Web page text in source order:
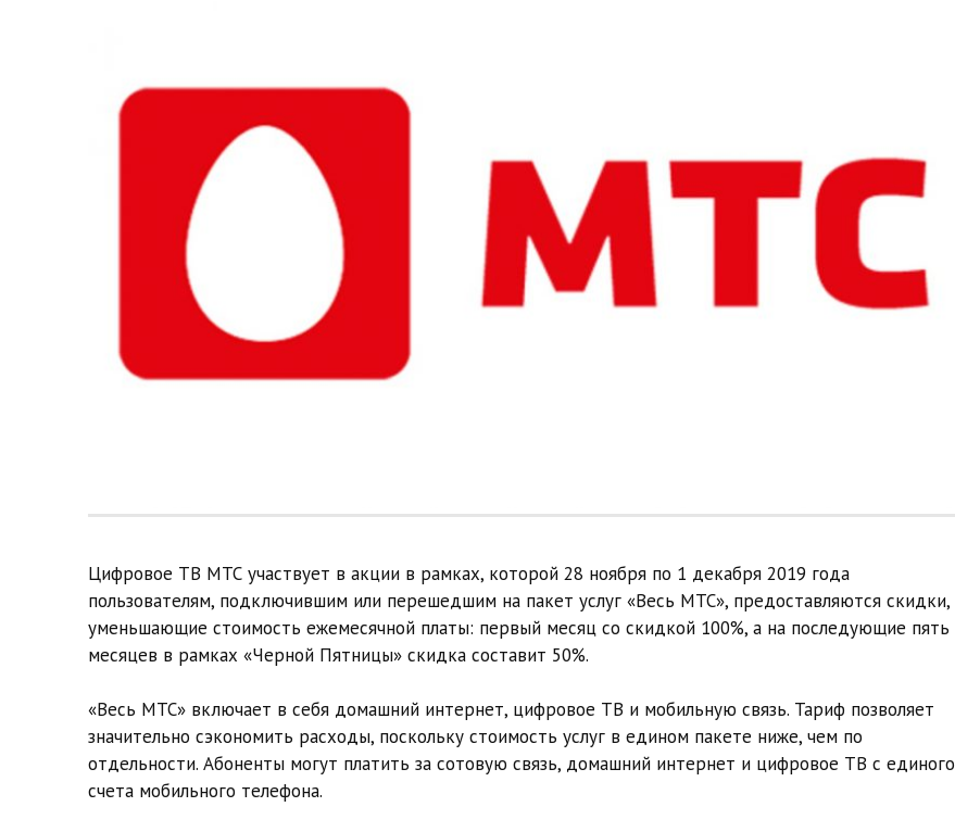
Цифровое ТВ МТС участвует в акции в рамках, которой 28 ноября по 1 декабря 2019 года
пользователям, подключившим или перешедшим на пакет услуг «Весь МТС», предоставляются скидки,
уменьшающие стоимость ежемесячной платы: первый месяц со скидкой 100%, а на последующие пять
месяцев в рамках «Черной Пятницы» скидка составит 50%.
«Весь МТС» включает в себя домашний интернет, цифровое ТВ и мобильную связь. Тариф позволяет
значительно сэкономить расходы, поскольку стоимость услуг в едином пакете ниже, чем по
отдельности. Абоненты могут платить за сотовую связь, домашний интернет и цифровое ТВ с единого
счета мобильного телефона.